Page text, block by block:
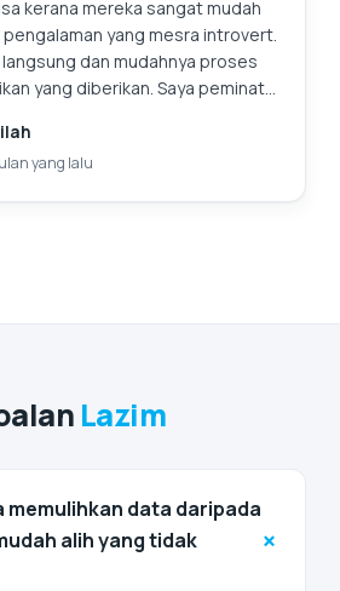
kerana mereka sangat mudah
pengalaman yang mesra introvert.
dan mudahnya proses
yang diberikan. Saya peminat
menggantikan bateri komputer
sangat gembira kerana telah
yang lalu
Lazim
memulihkan data daripada
alih yang tidak
+